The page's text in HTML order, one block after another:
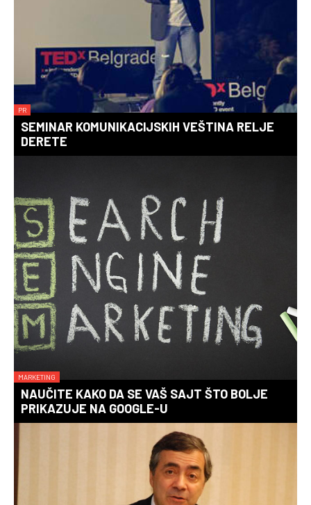
PR
SEMINAR KOMUNIKACIJSKIH VEŠTINA RELJE
DERETE
MARKETING
NAUČITE KAKO DA SE VAŠ SAJT ŠTO BOLJE
PRIKAZUJE NA GOOGLE-U